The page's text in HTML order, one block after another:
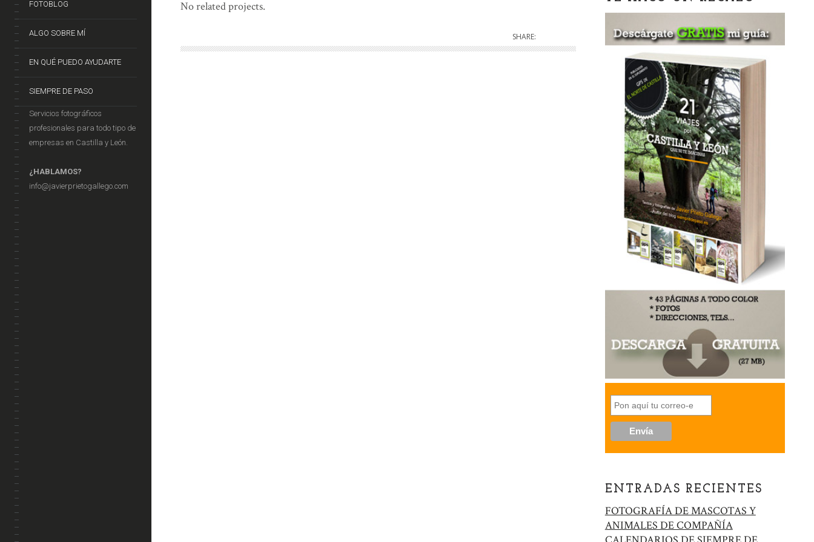
FOTOBLOG
ALGO SOBRE MÍ
EN QUÉ PUEDO AYUDARTE
SIEMPRE DE PASO
Servicios fotográficos
profesionales para todo tipo de
empresas en Castilla y León.
¿HABLAMOS?
info@javierprietogallego.com
No related projects.
SHARE:
ENTRADAS RECIENTES
FOTOGRAFÍA DE MASCOTAS Y
ANIMALES DE COMPAÑÍA